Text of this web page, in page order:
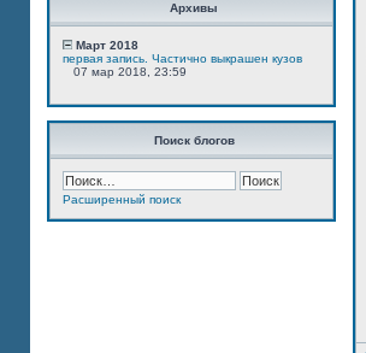
Архивы
Март 2018
первая запись. Частично выкрашен кузов
07 мар 2018, 23:59
Поиск блогов
Расширенный поиск